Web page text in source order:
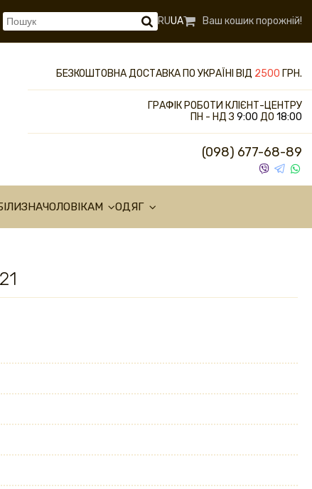
RUUA Ваш кошик порожній!
БЕЗКОШТОВНА ДОСТАВКА ПО УКРАЇНІ ВІД 2500 ГРН.
ГРАФІК РОБОТИ КЛІЄНТ-ЦЕНТРУ
ПН - НД З 9:00 ДО 18:00
(098) 677-68-89
ЧОЛОВІКАМ ОДЯГ